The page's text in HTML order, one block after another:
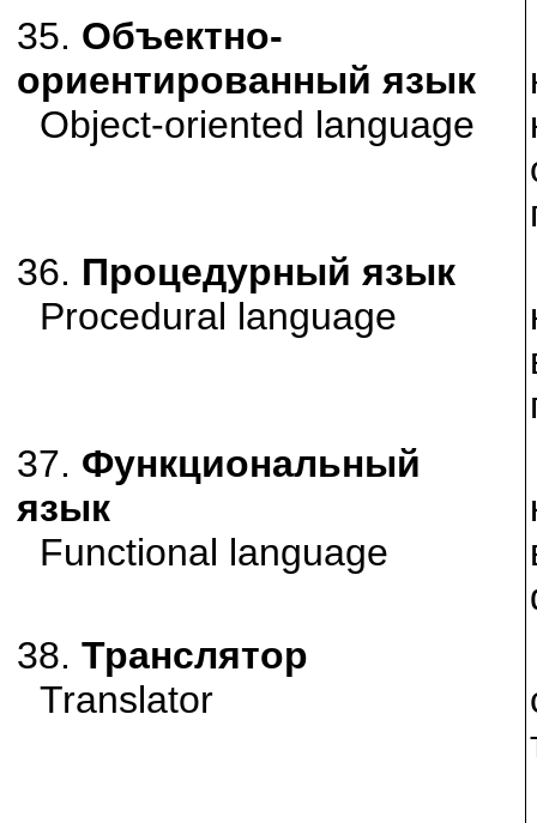
35. Объектно-
ориентированный язык
Object-oriented language
36. Процедурный язык
Procedural language
37. Функциональный
язык
Functional language
38. Транслятор
Translator